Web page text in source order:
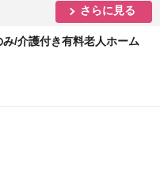
さらに見る
み/介護付き有料老人ホーム